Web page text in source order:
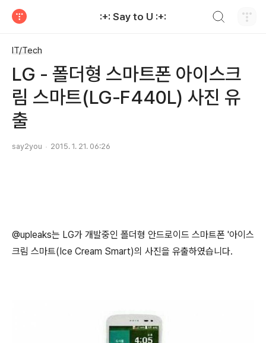
:+: Say to U :+:
IT/Tech
LG - 폴더형 스마트폰 아이스크
림 스마트(LG-F440L) 사진 유
출
say2you 2015. 1. 21. 06:26
@upleaks는 LG가 개발중인 폴더형 안드로이드 스마트폰 '아이스
크림 스마트(Ice Cream Smart)의 사진을 유출하였습니다.